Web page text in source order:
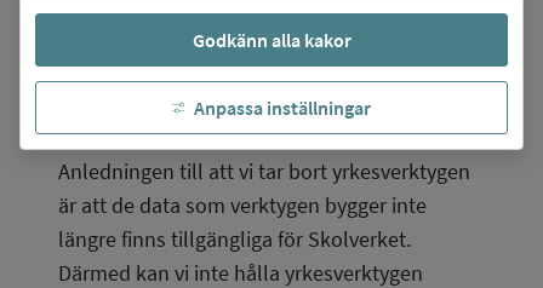
Godkänn alla kakor
Anpassa inställningar
finns där, det vill säga
Hitta yrken A-Ö
Hitta yrken som kan passa dig
Yrkesinspiration.
Anledningen till att vi tar bort yrkesverktygen
är att de data som verktygen bygger inte
längre finns tillgängliga för Skolverket.
Därmed kan vi inte hålla yrkesverktygen